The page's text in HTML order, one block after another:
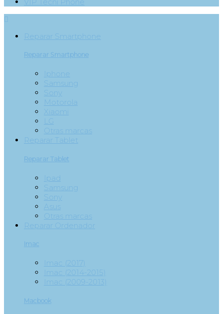

Reparar Smartphone
Reparar Smartphone
Iphone
Samsung
Sony
Motorola
Xiaomi
LG
Otras marcas
Reparar Tablet
Reparar Tablet
Ipad
Samsung
Sony
Asus
Otras marcas
Reparar Ordenador
Imac
Imac (2017)
Imac (2014-2015)
Imac (2009-2013)
Macbook